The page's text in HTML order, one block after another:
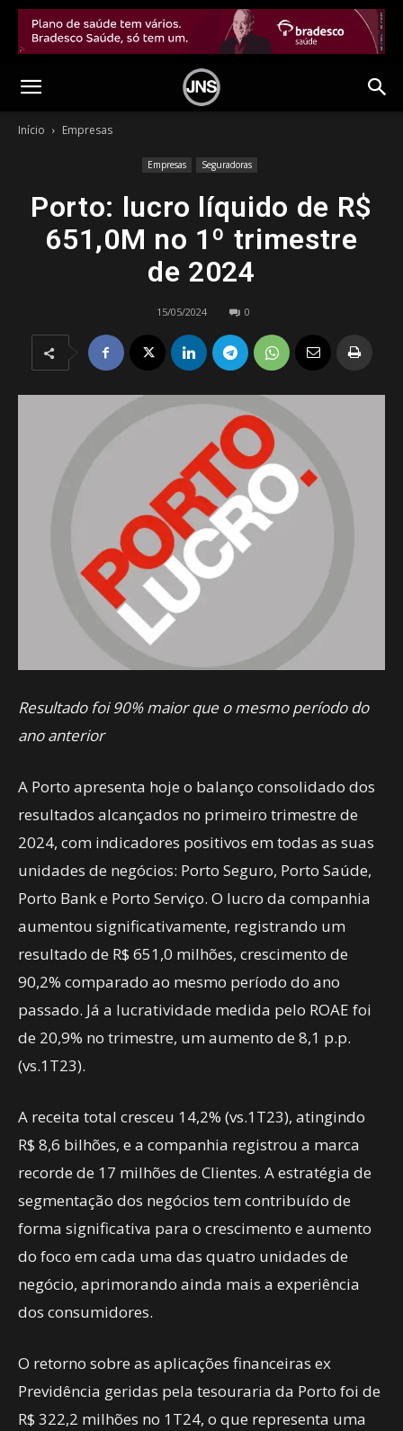
Início Empresas
Empresas Seguradoras
Porto: lucro líquido de R$
651,0M no 1º trimestre
de 2024
15/05/2024 0
Resultado foi 90% maior que o mesmo período do
ano anterior
A Porto apresenta hoje o balanço consolidado dos
resultados alcançados no primeiro trimestre de
2024, com indicadores positivos em todas as suas
unidades de negócios: Porto Seguro, Porto Saúde,
Porto Bank e Porto Serviço. O lucro da companhia
aumentou significativamente, registrando um
resultado de R$ 651,0 milhões, crescimento de
90,2% comparado ao mesmo período do ano
passado. Já a lucratividade medida pelo ROAE foi
de 20,9% no trimestre, um aumento de 8,1 p.p.
(vs.1T23).
A receita total cresceu 14,2% (vs.1T23), atingindo
R$ 8,6 bilhões, e a companhia registrou a marca
recorde de 17 milhões de Clientes. A estratégia de
segmentação dos negócios tem contribuído de
forma significativa para o crescimento e aumento
do foco em cada uma das quatro unidades de
negócio, aprimorando ainda mais a experiência
dos consumidores.
O retorno sobre as aplicações financeiras ex
Previdência geridas pela tesouraria da Porto foi de
R$ 322,2 milhões no 1T24, o que representa uma